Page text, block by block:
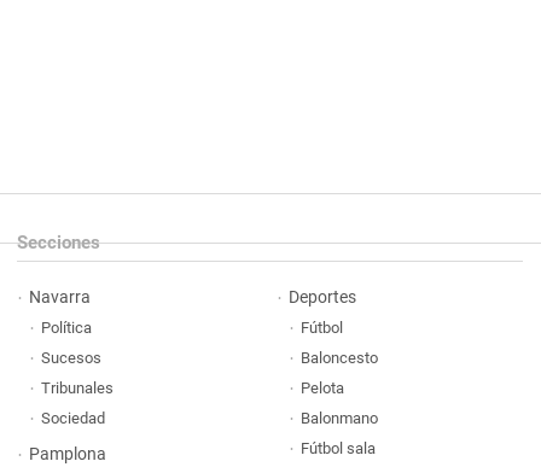
Secciones
Navarra
Política
Sucesos
Tribunales
Sociedad
Pamplona
Deportes
Fútbol
Baloncesto
Pelota
Balonmano
Fútbol sala